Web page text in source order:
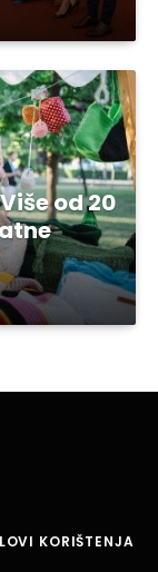
od 20
KORIŠTENJA